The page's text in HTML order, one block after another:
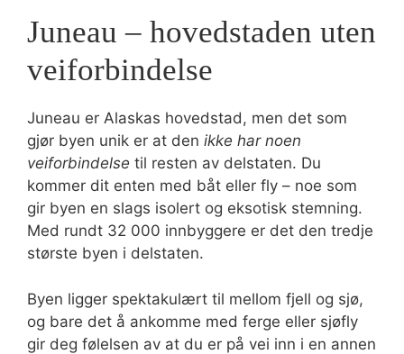
Juneau – hovedstaden uten
veiforbindelse
Juneau er Alaskas hovedstad, men det som
gjør byen unik er at den ikke har noen
veiforbindelse til resten av delstaten. Du
kommer dit enten med båt eller fly – noe som
gir byen en slags isolert og eksotisk stemning.
Med rundt 32 000 innbyggere er det den tredje
største byen i delstaten.
Byen ligger spektakulært til mellom fjell og sjø,
og bare det å ankomme med ferge eller sjøfly
gir deg følelsen av at du er på vei inn i en annen